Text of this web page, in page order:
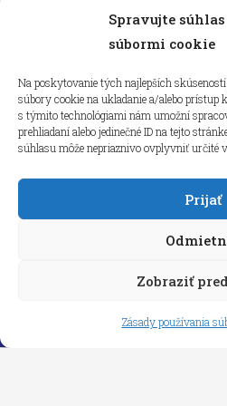
Spravujte súhlas
súbormi cookie
Na poskytovanie tých najlepších
súbory cookie na ukladanie a/alebo prístup
s týmito technológiami nám umožní
prehliadaní alebo jedinečné ID na tejto
súhlasu môže nepriaznivo ovplyvniť určité
Prijať
Zobraziť
Zásady používania
Kliknutím prijmete
Copyright ©